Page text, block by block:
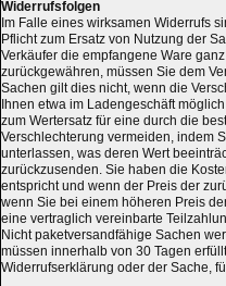
Widerrufsfolgen
Im Falle eines wirksamen Widerrufs
Pflicht zum Ersatz von Nutzung der
Verkäufer die empfangene Ware
zurückgewähren, müssen Sie dem
Sachen gilt dies nicht, wenn die
Ihnen etwa im Ladengeschäft
zum Wertersatz für eine durch die
Verschlechterung vermeiden, indem
unterlassen, was deren Wert
zurückzusenden. Sie haben die
entspricht und wenn der Preis der
wenn Sie bei einem höheren Preis
eine vertraglich vereinbarte
Nicht paketversandfähige Sachen
müssen innerhalb von 30 Tagen
Widerrufserklärung oder der Sache,